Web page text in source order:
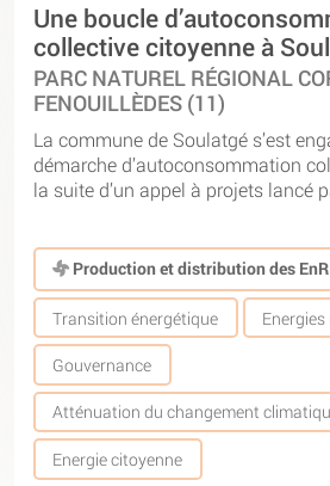
Une boucle
collective citoyenne à
PARC NATUREL RÉGIONAL
FENOUILLÈDES (11)
La commune de Soulatgé s’est
démarche d’autoconsommation
la suite d’un appel à projets lancé
Production et distribution des EnR
Transition énergétique
Gouvernance
Atténuation du changement
Energie citoyenne